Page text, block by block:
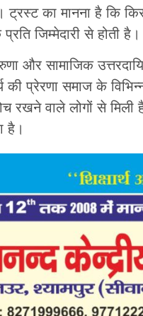
का मानना है कि
जिम्मेदारी से होती है।
और सामाजिक
प्रेरणा समाज के
रखने वाले लोगों से मिली
है।